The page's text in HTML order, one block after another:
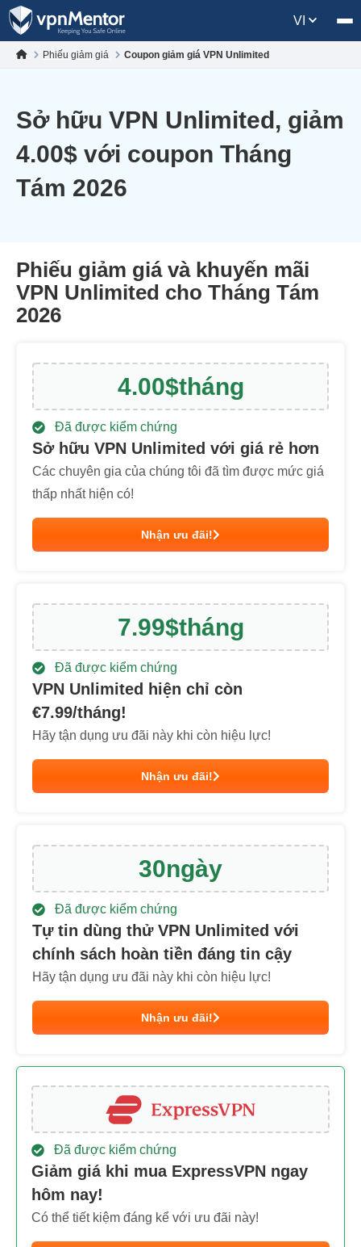
VI
Phiếu giảm giá Coupon giảm giá VPN Unlimited
Sở hữu VPN Unlimited, giảm
4.00$ với coupon Tháng
Tám 2026
Phiếu giảm giá và khuyến mãi
VPN Unlimited cho Tháng Tám
2026
4.00$tháng
Đã được kiểm chứng
Sở hữu VPN Unlimited với giá rẻ hơn
Các chuyên gia của chúng tôi đã tìm được mức giá
thấp nhất hiện có!
Nhận ưu đãi!
7.99$tháng
Đã được kiểm chứng
VPN Unlimited hiện chỉ còn
€7.99/tháng!
Hãy tận dụng ưu đãi này khi còn hiệu lực!
Nhận ưu đãi!
30ngày
Đã được kiểm chứng
Tự tin dùng thử VPN Unlimited với
chính sách hoàn tiền đáng tin cậy
Hãy tận dụng ưu đãi này khi còn hiệu lực!
Nhận ưu đãi!
Đã được kiểm chứng
Giảm giá khi mua ExpressVPN ngay
hôm nay!
Có thể tiết kiệm đáng kể với ưu đãi này!